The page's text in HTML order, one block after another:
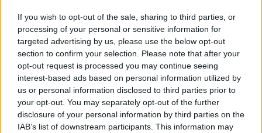
If you wish to opt-out of the sale, sharing to third parties, or
processing of your personal or sensitive information for
targeted advertising by us, please use the below opt-out
section to confirm your selection. Please note that after your
opt-out request is processed you may continue seeing
interest-based ads based on personal information utilized by
us or personal information disclosed to third parties prior to
your opt-out. You may separately opt-out of the further
disclosure of your personal information by third parties on the
IAB’s list of downstream participants. This information may
06.08.2026 - Hledáme montážní skupiny I jednotlivce pro montáž
výzdoby (Slovenská republika, Maďarsko)
05.08.2026 - Zámečník / Mechanik (Praha - východ)
05.08.2026 -
Manažer/ka pro mezinárodní spolupráci (Suchdol, Praha)
... další nabídky zaměstnání
Vybrané články